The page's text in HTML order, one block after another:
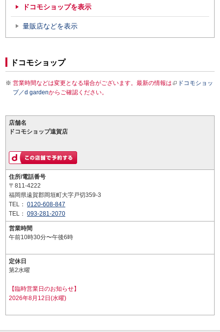
ドコモショップを表示
量販店などを表示
ドコモショップ
営業時間などは変更となる場合がございます。最新の情報は
ドコモショッ
プ／d gardenからご確認ください。
店舗名
ドコモショップ遠賀店
住所/電話番号
〒811-4222
福岡県遠賀郡岡垣町大字戸切359-3
TEL： 0120-608-847
TEL： 093-281-2070
営業時間
午前10時30分〜午後6時
定休日
第2水曜
【臨時営業日のお知らせ】
2026年8月12日(水曜)